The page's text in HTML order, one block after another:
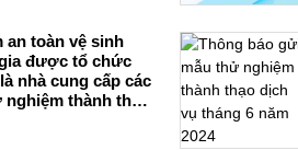
an toàn vệ sinh
được tổ chức
nhà cung cấp các
thành thạo